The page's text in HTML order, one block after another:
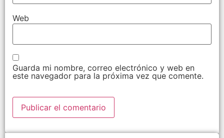
Web
Guarda mi nombre, correo electrónico y web en
este navegador para la próxima vez que comente.